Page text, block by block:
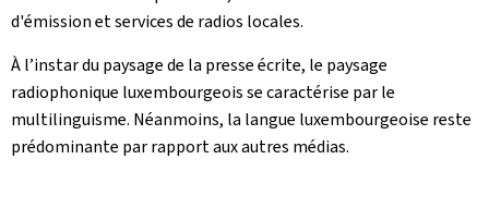
d'émission et services de radios locales.
À l’instar du paysage de la presse écrite, le paysage
radiophonique luxembourgeois se caractérise par le
multilinguisme. Néanmoins, la langue luxembourgeoise reste
prédominante par rapport aux autres médias.